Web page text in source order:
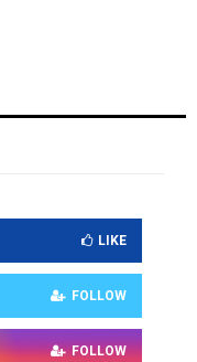
LIKE
FOLLOW
FOLLOW